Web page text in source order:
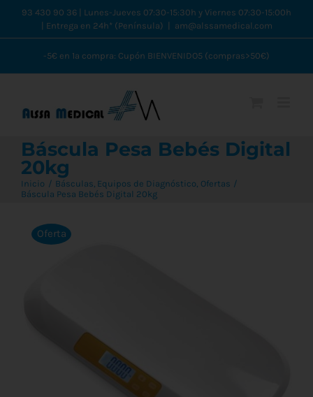
Saltar93 430 90 36 | Lunes-Jueves 07:30-15:30h y Viernes 07:30-15:00h
| Entrega en 24h* (Península)
am@alssamedical.com
-5€ en 1ª compra: Cupón BIENVENIDO5 (compras>50€)
Báscula Pesa Bebés Digital
20kg
Inicio Básculas Equipos de Diagnóstico Ofertas
Báscula Pesa Bebés Digital 20kg
Oferta